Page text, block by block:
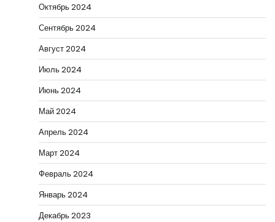
Октябрь 2024
Сентябрь 2024
Август 2024
Июль 2024
Июнь 2024
Май 2024
Апрель 2024
Март 2024
Февраль 2024
Январь 2024
Декабрь 2023